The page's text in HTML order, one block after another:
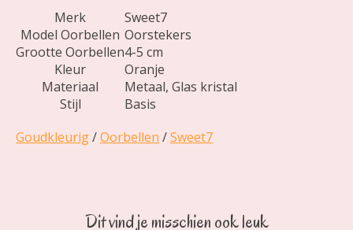
Merk
Sweet7
Model Oorbellen Oorstekers
Grootte Oorbellen4-5 cm
Kleur
Oranje
Materiaal
Metaal, Glas kristal
Stijl
Basis
Goudkleurig/Oorbellen /Sweet7
Dit vind je misschien ook leuk